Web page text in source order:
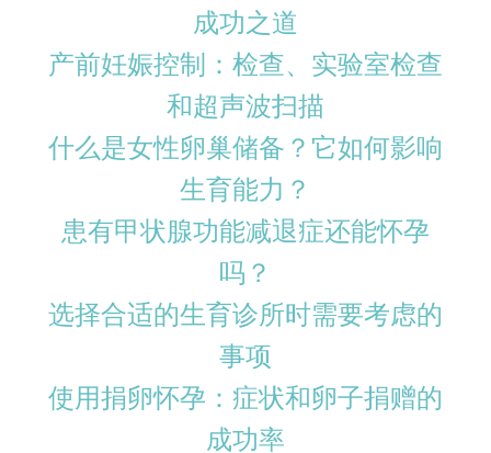
成功之道
产前妊娠控制：检查、实验室检查
和超声波扫描
什么是女性卵巢储备？它如何影响
生育能力？
患有甲状腺功能减退症还能怀孕
吗？
选择合适的生育诊所时需要考虑的
事项
使用捐卵怀孕：症状和卵子捐赠的
成功率